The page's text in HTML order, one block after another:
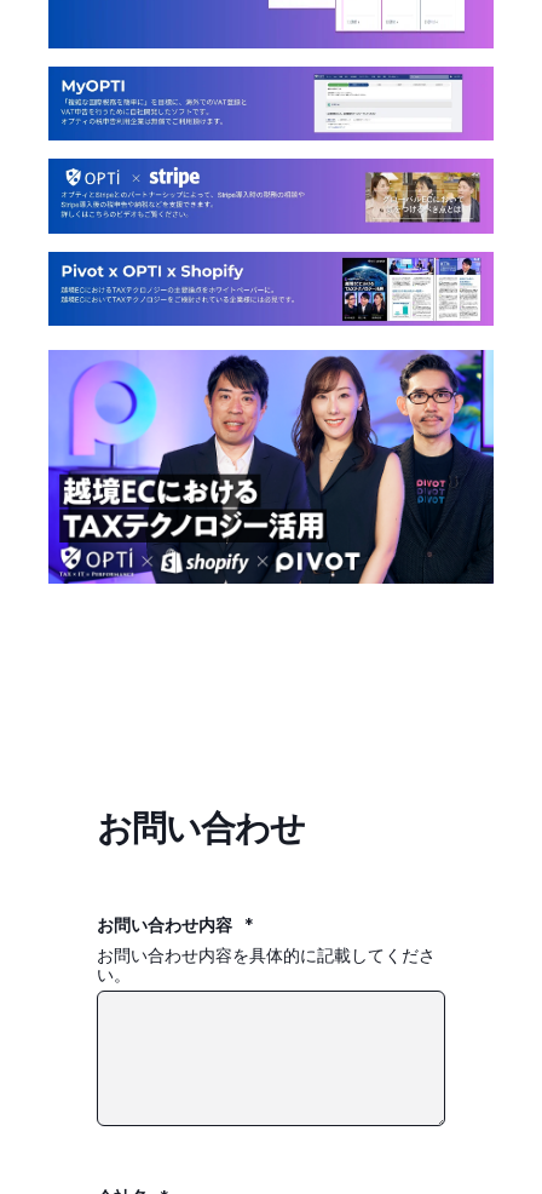
お問い合わせ
お問い合わせ内容
*
お問い合わせ内容を具体的に記載してくださ
い。